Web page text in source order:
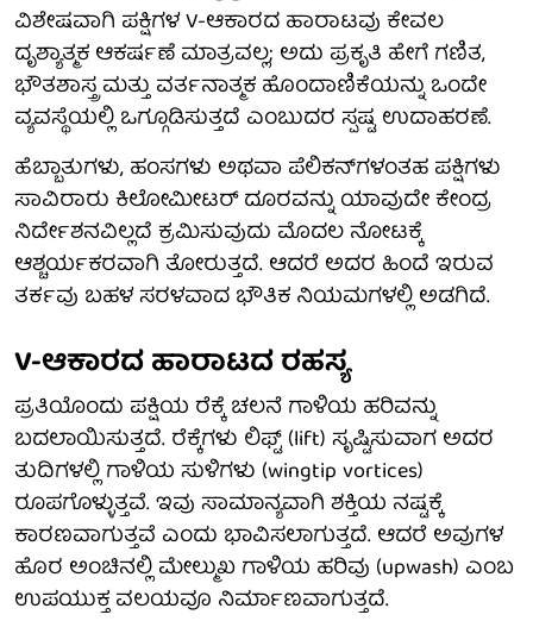
ವಿಶೇಷವಾಗಿ ಪಕ್ಷಿಗಳ V-ಆಕಾರದ ಹಾರಾಟವು ಕೇವಲ
ದೃಶ್ಯಾತ್ಮಕ ಆಕರ್ಷಣೆ ಮಾತ್ರವಲ್ಲ; ಅದು ಪ್ರಕೃತಿ ಹೇಗೆ ಗಣಿತ,
ಭೌತಶಾಸ್ತ್ರ ಮತ್ತು ವರ್ತನಾತ್ಮಕ ಹೊಂದಾಣಿಕೆಯನ್ನು ಒಂದೇ
ವ್ಯವಸ್ಥೆಯಲ್ಲಿ ಒಗ್ಗೂಡಿಸುತ್ತದೆ ಎಂಬುದರ ಸ್ಪಷ್ಟ ಉದಾಹರಣೆ.
ಹೆಬ್ಬಾತುಗಳು, ಹಂಸಗಳು ಅಥವಾ ಪೆಲಿಕನ್‌ಗಳಂತಹ ಪಕ್ಷಿಗಳು
ಸಾವಿರಾರು ಕಿಲೋಮೀಟರ್ ದೂರವನ್ನು ಯಾವುದೇ ಕೇಂದ್ರ
ನಿರ್ದೇಶನವಿಲ್ಲದೆ ಕ್ರಮಿಸುವುದು ಮೊದಲ ನೋಟಕ್ಕೆ
ಆಶ್ಚರ್ಯಕರವಾಗಿ ತೋರುತ್ತದೆ. ಆದರೆ ಅದರ ಹಿಂದೆ ಇರುವ
ತರ್ಕವು ಬಹಳ ಸರಳವಾದ ಭೌತಿಕ ನಿಯಮಗಳಲ್ಲಿ ಅಡಗಿದೆ.
V-ಆಕಾರದ ಹಾರಾಟದ ರಹಸ್ಯ
ಪ್ರತಿಯೊಂದು ಪಕ್ಷಿಯ ರೆಕ್ಕೆ ಚಲನೆ ಗಾಳಿಯ ಹರಿವನ್ನು
ಬದಲಾಯಿಸುತ್ತದೆ. ರೆಕ್ಕೆಗಳು ಲಿಫ್ಟ್ (lift) ಸೃಷ್ಟಿಸುವಾಗ ಅದರ
ತುದಿಗಳಲ್ಲಿ ಗಾಳಿಯ ಸುಳಿಗಳು (wingtip vortices)
ರೂಪಗೊಳ್ಳುತ್ತವೆ. ಇವು ಸಾಮಾನ್ಯವಾಗಿ ಶಕ್ತಿಯ ನಷ್ಟಕ್ಕೆ
ಕಾರಣವಾಗುತ್ತವೆ ಎಂದು ಭಾವಿಸಲಾಗುತ್ತದೆ. ಆದರೆ ಅವುಗಳ
ಹೊರ ಅಂಚಿನಲ್ಲಿ ಮೇಲ್ಮುಖ ಗಾಳಿಯ ಹರಿವು (upwash) ಎಂಬ
ಉಪಯುಕ್ತ ವಲಯವೂ ನಿರ್ಮಾಣವಾಗುತ್ತದೆ.